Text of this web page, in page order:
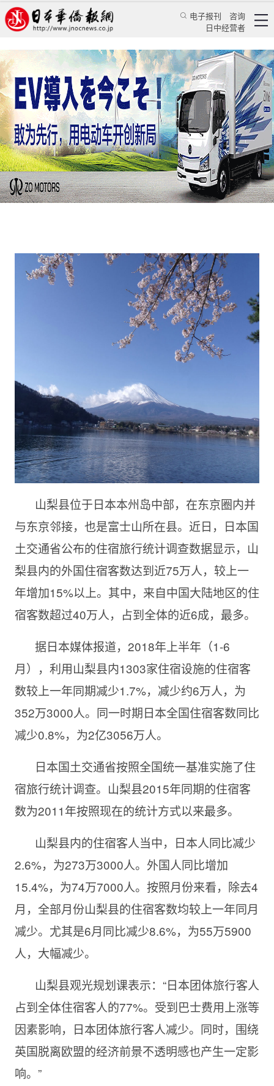
电子报刊
咨询
日中经营者
日本山梨县上半年外国住宿客近75万 中国人为主
力
兰君 日本新闻 旅游资讯
日本华侨报网 2016/9/7 17:16:56
山梨县位于日本本州岛中部，在东京圈内并
与东京邻接，也是富士山所在县。近日，日本国
土交通省公布的住宿旅行统计调查数据显示，山
梨县内的外国住宿客数达到近75万人，较上一
年增加15%以上。其中，来自中国大陆地区的住
宿客数超过40万人，占到全体的近6成，最多。
据日本媒体报道，2018年上半年（1-6
月），利用山梨县内1303家住宿设施的住宿客
数较上一年同期减少1.7%，减少约6万人，为
352万3000人。同一时期日本全国住宿客数同比
减少0.8%，为2亿3056万人。
日本国土交通省按照全国统一基准实施了住
宿旅行统计调查。山梨县2015年同期的住宿客
数为2011年按照现在的统计方式以来最多。
山梨县内的住宿客人当中，日本人同比减少
2.6%，为273万3000人。外国人同比增加
15.4%，为74万7000人。按照月份来看，除去4
月，全部月份山梨县的住宿客数均较上一年同月
减少。尤其是6月同比减少8.6%，为55万5900
人，大幅减少。
山梨县观光规划课表示：“日本团体旅行客人
占到全体住宿客人的77%。受到巴士费用上涨等
因素影响，日本团体旅行客人减少。同时，围绕
英国脱离欧盟的经济前景不透明感也产生一定影
响。”